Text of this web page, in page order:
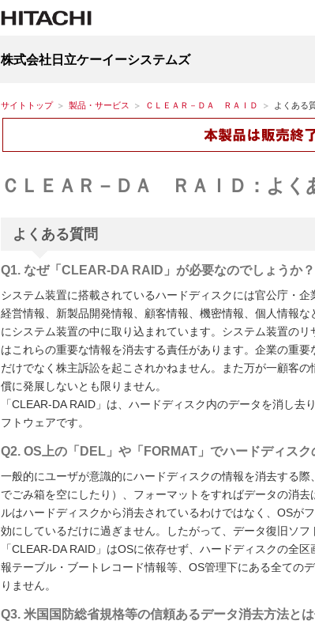
株式会社日立ケーイーシステムズ
サイトトップ 製品・サービス ＣＬＥＡＲ－ＤＡ ＲＡＩＤ よくある
ＣＬＥＡＲ－ＤＡ ＲＡＩＤ：よく
よくある質問
Q1. なぜ「CLEAR-DA RAID」が必要なのでしょうか？
システム装置に搭載されているハードディスクには官公庁・企
経営情報、新製品開発情報、顧客情報、機密情報、個人情報
にシステム装置の中に取り込まれています。システム装置の
はこれらの重要な情報を消去する責任があります。企業の重
だけでなく株主訴訟を起こされかねません。また万が一顧客
償に発展しないとも限りません。
「CLEAR-DA RAID」は、ハードディスク内のデータを消し
フトウェアです。
Q2. OS上の「DEL」や「FORMAT」でハードディス
一般的にユーザが意識的にハードディスクの情報を消去する
でごみ箱を空にしたり）、フォーマットをすればデータの消
ルはハードディスクから消去されているわけではなく、OSが
効にしているだけに過ぎません。したがって、データ復旧ソフ
「CLEAR-DA RAID」はOSに依存せず、ハードディスクの全
報テーブル・ブートレコード情報等、OS管理下にある全ての
りません。
Q3. 米国国防総省規格等の信頼あるデータ消去方法と